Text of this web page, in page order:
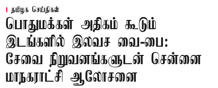
தமிழக செய்திகள்
பொதுமக்கள் அதிகம் கூடும்
இடங்களில் இலவச வை-பை:
சேவை நிறுவனங்களுடன் சென்னை
மாநகராட்சி ஆலோசனை